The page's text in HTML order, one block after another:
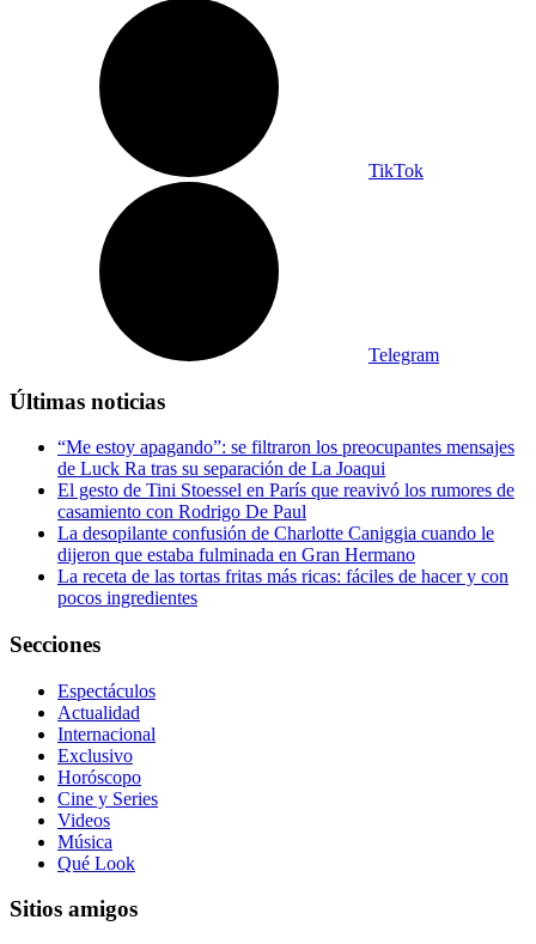
TikTok
Telegram
Últimas noticias
“Me estoy apagando”: se filtraron los preocupantes mensajes
de Luck Ra tras su separación de La Joaqui
El gesto de Tini Stoessel en París que reavivó los rumores de
casamiento con Rodrigo De Paul
La desopilante confusión de Charlotte Caniggia cuando le
dijeron que estaba fulminada en Gran Hermano
La receta de las tortas fritas más ricas: fáciles de hacer y con
pocos ingredientes
Secciones
Espectáculos
Actualidad
Internacional
Exclusivo
Horóscopo
Cine y Series
Videos
Música
Qué Look
Sitios amigos